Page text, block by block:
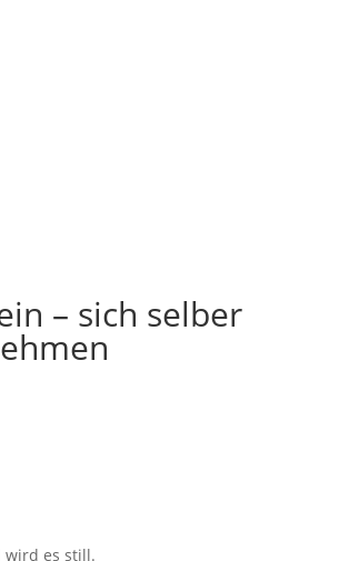
– sich selber
wird es still.